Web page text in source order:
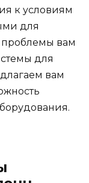
к условиям
для
проблемы вам
для
вам